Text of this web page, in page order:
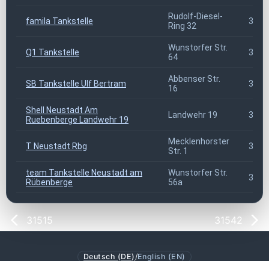
famila Tankstelle
Rudolf-Diesel-
Ring 32
Q1 Tankstelle
Wunstorfer Str.
64
SB Tankstelle Ulf Bertram
Abbenser Str.
16
Shell Neustadt Am
Ruebenberge Landwehr 19
Landwehr 19
T Neustadt Rbg
Mecklenhorster
Str. 1
team Tankstelle Neustadt am
Rübenberge
Wunstorfer Str.
56a
31515 31542
Deutsch (DE) /English (EN)